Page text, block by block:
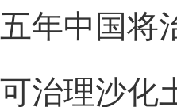
五年中国将
可治理沙化